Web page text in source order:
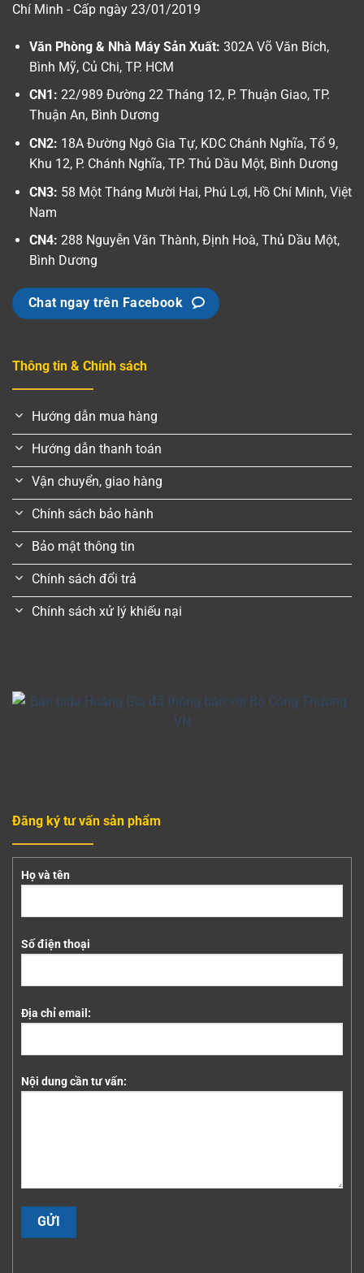
Chí Minh - Cấp ngày 23/01/2019
Văn Phòng & Nhà Máy Sản Xuất: 302A Võ Văn Bích,
Bình Mỹ, Củ Chi, TP. HCM
CN1: 22/989 Đường 22 Tháng 12, P. Thuận Giao, TP.
Thuận An, Bình Dương
CN2: 18A Đường Ngô Gia Tự, KDC Chánh Nghĩa, Tổ 9,
Khu 12, P. Chánh Nghĩa, TP. Thủ Dầu Một, Bình Dương
CN3: 58 Một Tháng Mười Hai, Phú Lợi, Hồ Chí Minh, Việt
Nam
CN4: 288 Nguyễn Văn Thành, Định Hoà, Thủ Dầu Một,
Bình Dương
Chat ngay trên Facebook
Thông tin & Chính sách
Hướng dẫn mua hàng
Hướng dẫn thanh toán
Vận chuyển, giao hàng
Chính sách bảo hành
Bảo mật thông tin
Chính sách đổi trả
Chính sách xử lý khiếu nại
Đăng ký tư vấn sản phẩm
Họ và tên
Số điện thoại
Địa chỉ email:
Nội dung cần tư vấn: